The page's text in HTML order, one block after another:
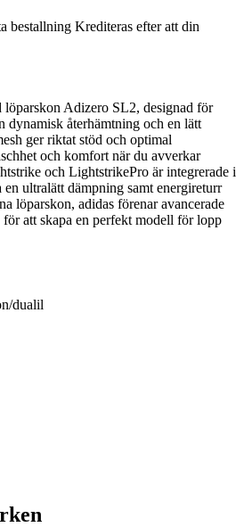
bestallning Krediteras efter att din
Adizero SL2, designad för
dynamisk återhämtning och en lätt
ger riktat stöd och optimal
och komfort när du avverkar
och LightstrikePro är integrerade i
ultralätt dämpning samt energireturr
löparskon, adidas förenar avancerade
att skapa en perfekt modell för lopp
dualil